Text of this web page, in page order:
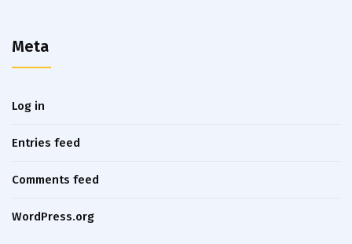
Meta
Log in
Entries feed
Comments feed
WordPress.org